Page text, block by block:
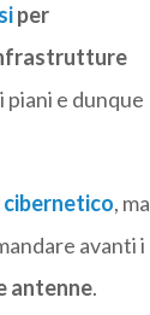
per
e dunque
, ma
avanti i
antenne.